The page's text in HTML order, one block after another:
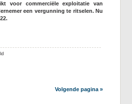
gaat
voor commerciële exploitatie van
een vergunning te ritselen. Nu
Volgende pagina »